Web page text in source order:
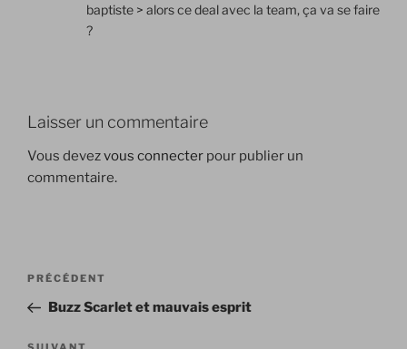
baptiste > alors ce deal avec la team, ça va se faire
?
Laisser un commentaire
Vous devezvous connecter pour publier un
commentaire.
Navigation
l’article
Article
précédent
PRÉCÉDENT
Buzz Scarlet et mauvais esprit